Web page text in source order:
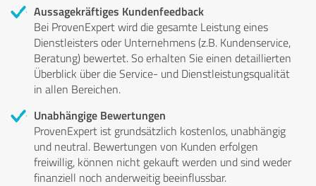
Aussagekräftiges Kundenfeedback
Bei ProvenExpert wird die gesamte Leistung eines
Dienstleisters oder Unternehmens (z.B. Kundenservice,
Beratung) bewertet. So erhalten Sie einen detaillierten
Überblick über die Service- und Dienstleistungsqualität
in allen Bereichen.
Unabhängige Bewertungen
ProvenExpert ist grundsätzlich kostenlos, unabhängig
und neutral. Bewertungen von Kunden erfolgen
freiwillig, können nicht gekauft werden und sind weder
finanziell noch anderweitig beeinflussbar.